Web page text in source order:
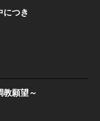
につき
教願望～